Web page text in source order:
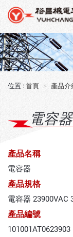
首頁 產品介
電容器
產品名稱
電容器
產品規格
電容器 23900VAC
產品編號
101001AT0623903